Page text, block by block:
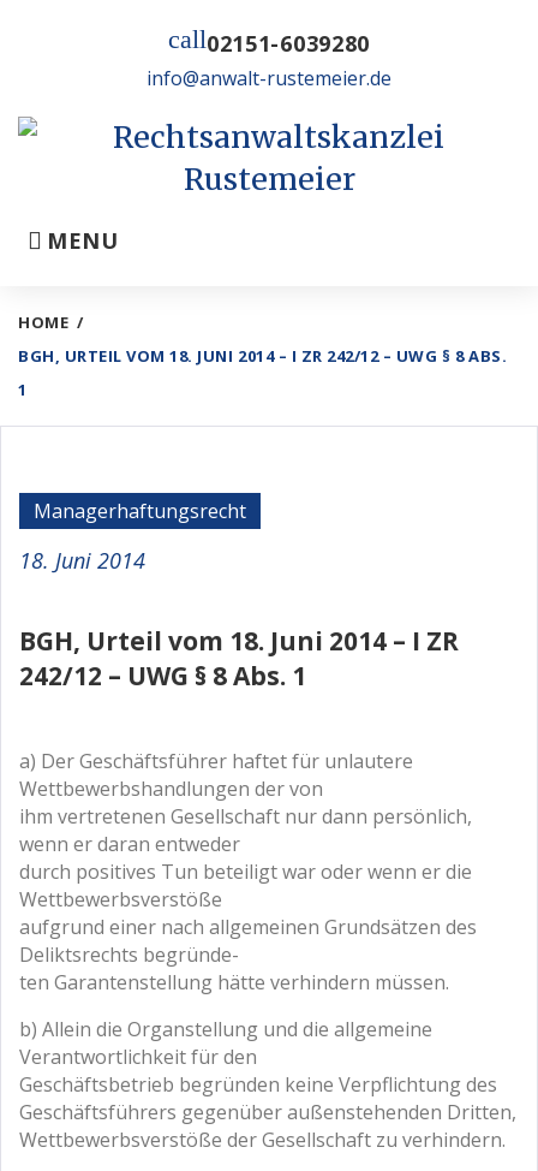
call02151-6039280
info@anwalt-rustemeier.de
MENU
HOME /
BGH, URTEIL VOM 18. JUNI 2014 – I ZR 242/12 – UWG § 8 ABS.
1
Managerhaftungsrecht
18. Juni 2014
BGH, Urteil vom 18. Juni 2014 – I ZR
242/12 – UWG § 8 Abs. 1
a) Der Geschäftsführer haftet für unlautere
Wettbewerbshandlungen der von
ihm vertretenen Gesellschaft nur dann persönlich,
wenn er daran entweder
durch positives Tun beteiligt war oder wenn er die
Wettbewerbsverstöße
aufgrund einer nach allgemeinen Grundsätzen des
Deliktsrechts begründe-
ten Garantenstellung hätte verhindern müssen.
b) Allein die Organstellung und die allgemeine
Verantwortlichkeit für den
Geschäftsbetrieb begründen keine Verpflichtung des
Geschäftsführers gegenüber außenstehenden Dritten,
Wettbewerbsverstöße der Gesellschaft zu verhindern.